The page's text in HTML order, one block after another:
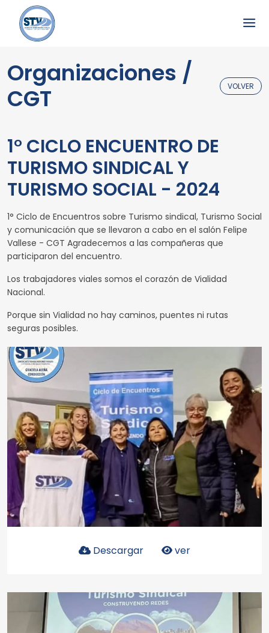
Organizaciones /
CGT
VOLVER
1° CICLO ENCUENTRO DE
TURISMO SINDICAL Y
TURISMO SOCIAL - 2024
1° Ciclo de Encuentros sobre Turismo sindical, Turismo Social
y comunicación que se llevaron a cabo en el salón Felipe
Vallese - CGT Agradecemos a las compañeras que
participaron del encuentro.
Los trabajadores viales somos el corazón de Vialidad
Nacional.
Porque sin Vialidad no hay caminos, puentes ni rutas
seguras posibles.
Descargar ver